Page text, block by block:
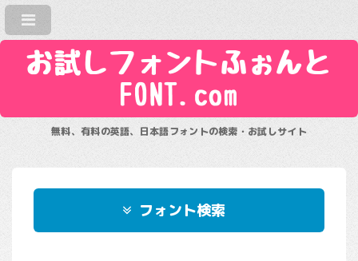
お試しフォントふぉんと
FONT.com
無料、有料の英語、日本語フォントの検索・お試しサイト
フォント検索